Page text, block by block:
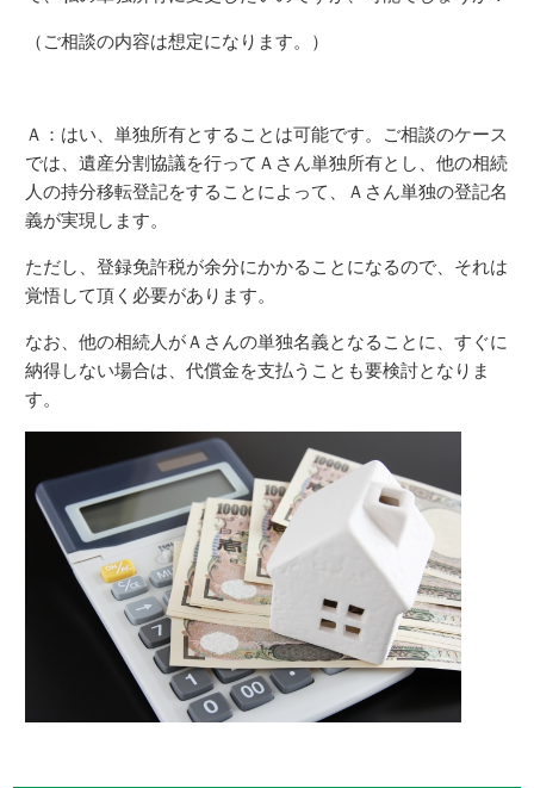
（ご相談の内容は想定になります。）
Ａ：はい、単独所有とすることは可能です。ご相談のケース
では、遺産分割協議を行ってＡさん単独所有とし、他の相続
人の持分移転登記をすることによって、Ａさん単独の登記名
義が実現します。
ただし、登録免許税が余分にかかることになるので、それは
覚悟して頂く必要があります。
なお、他の相続人がＡさんの単独名義となることに、すぐに
納得しない場合は、代償金を支払うことも要検討となりま
す。